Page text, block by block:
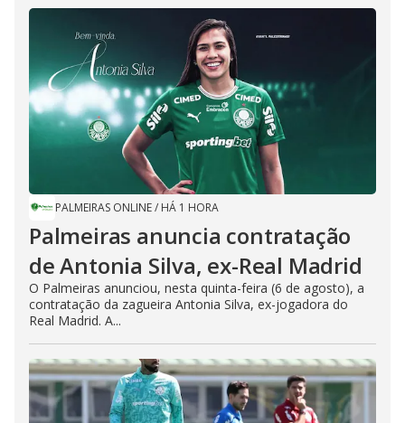
PALMEIRAS ONLINE/ HÁ 1 HORA
Palmeiras anuncia contratação
de Antonia Silva, ex-Real Madrid
O Palmeiras anunciou, nesta quinta-feira (6 de agosto), a
contratação da zagueira Antonia Silva, ex-jogadora do
Real Madrid. A...